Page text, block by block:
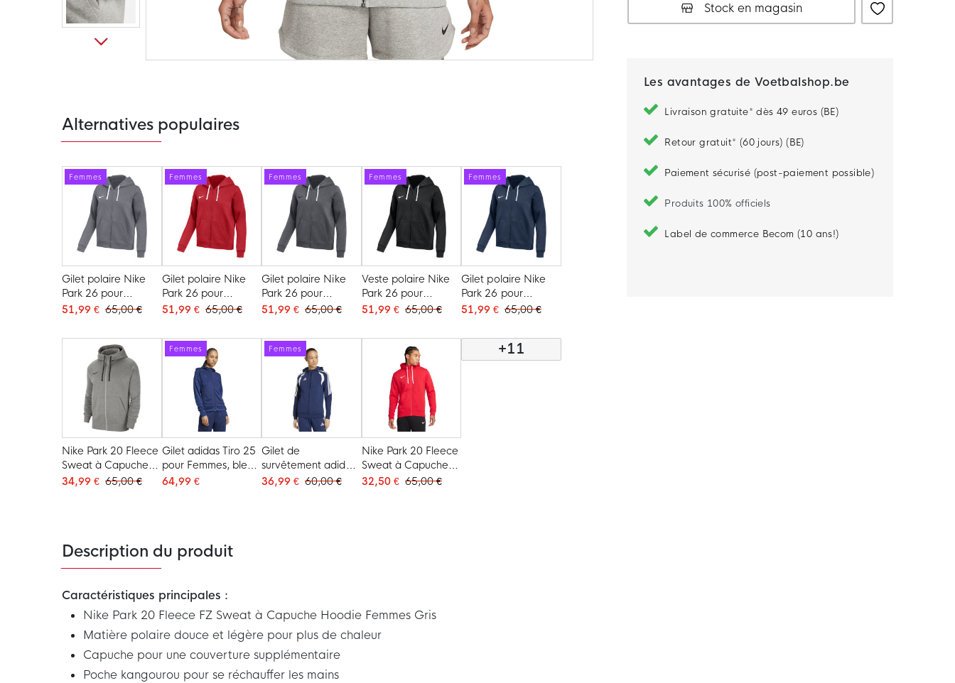
Galerie
d’images
Stock en magasin
Les avantages de Voetbalshop.be
Livraison gratuite* dès 49 euros (BE)
Retour gratuit* (60 jours) (BE)
Paiement sécurisé (post-paiement possible)
Produits 100% officiels
Label de commerce Becom (10 ans!)
Alternatives populaires
Femmes
Gilet polaire Nike
Park 26 pour
femmes, gris foncé
51,99 € 65,00 €
Femmes
Gilet polaire Nike
Park 26 pour
femmes, rouge et
51,99 € 65,00 €
Femmes
Gilet polaire Nike
Park 26 pour
femmes gris foncé
51,99 € 65,00 €
Femmes
Veste polaire Nike
Park 26 pour
femmes, noir et
51,99 € 65,00 €
Femmes
Gilet polaire Nike
Park 26 pour
femmes, bleu foncé
51,99 € 65,00 €
Nike Park 20 Fleece
Sweat à Capuche
FZ Gris
34,99 € 65,00 €
Femmes
Gilet adidas Tiro 25
pour Femmes, bleu
foncé
64,99 €
Femmes
Gilet de
survêtement adidas
Tiro 26 League pour
36,99 € 60,00 €
Nike Park 20 Fleece
Sweat à Capuche
Hoodie FZ Rouge
32,50 € 65,00 €
+11
Description du produit
Caractéristiques principales :
Nike Park 20 Fleece FZ Sweat à Capuche Hoodie Femmes Gris
Matière polaire douce et légère pour plus de chaleur
Capuche pour une couverture supplémentaire
Poche kangourou pour se réchauffer les mains